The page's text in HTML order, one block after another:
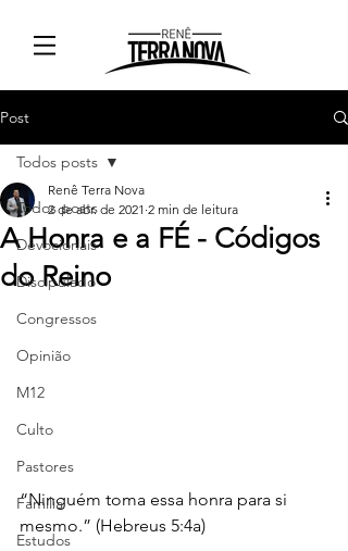
Post
Todos posts
Devocionais
Discipulado
Congressos
Opinião
M12
Culto
Pastores
Família
Estudos
Todos posts
A Honra e a FÉ - Códigos
do Reino
Renê Terra Nova
2 de abr. de 2021 2 min de leitura
“Ninguém toma essa honra para si
mesmo.” (Hebreus 5:4a)